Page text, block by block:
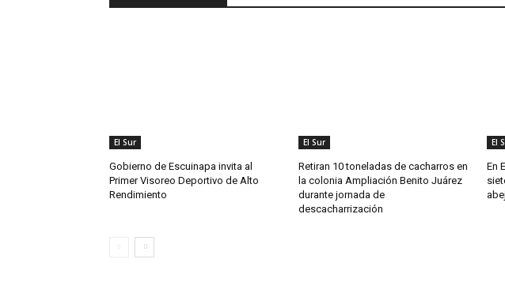
El Sur
Gobierno de Escuinapa invita al
Primer Visoreo Deportivo de Alto
Rendimiento
El Sur
Retiran 10 toneladas de cacharros en
la colonia Ampliación Benito Juárez
durante jornada de
descacharrización
El
En